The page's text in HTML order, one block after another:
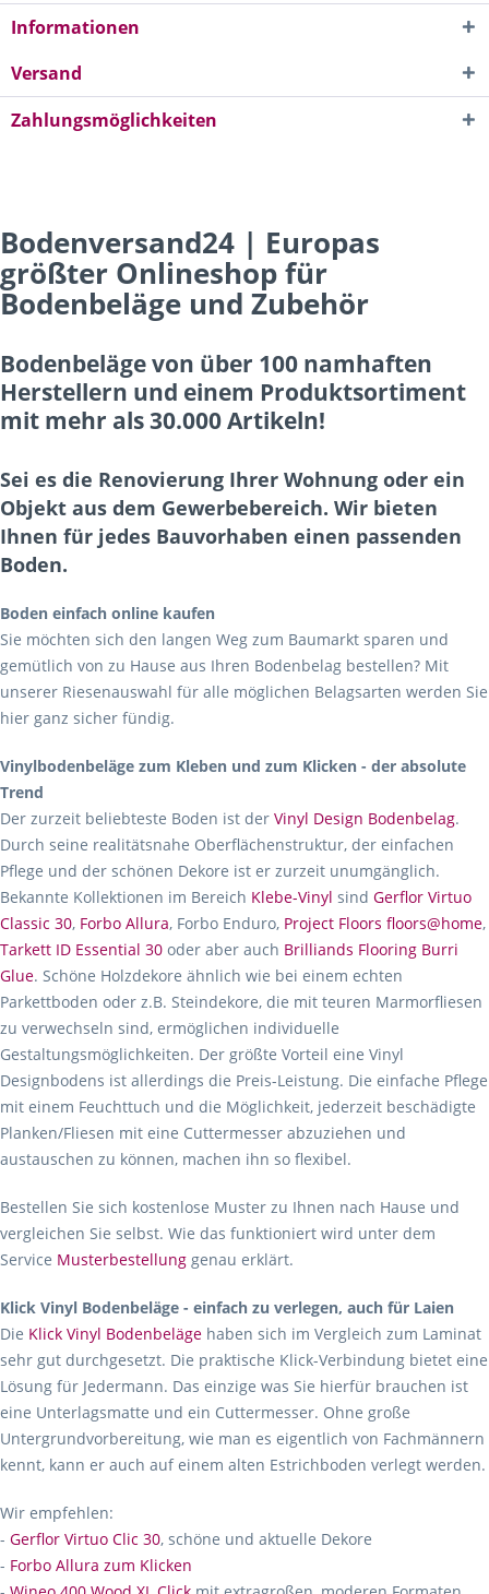
Informationen
Versand
Zahlungsmöglichkeiten
Bodenversand24 | Europas
größter Onlineshop für
Bodenbeläge und Zubehör
Bodenbeläge von über 100 namhaften
Herstellern und einem Produktsortiment
mit mehr als 30.000 Artikeln!
Sei es die Renovierung Ihrer Wohnung oder ein
Objekt aus dem Gewerbebereich. Wir bieten
Ihnen für jedes Bauvorhaben einen passenden
Boden.
Boden einfach online kaufen
Sie möchten sich den langen Weg zum Baumarkt sparen und
gemütlich von zu Hause aus Ihren Bodenbelag bestellen? Mit
unserer Riesenauswahl für alle möglichen Belagsarten werden Sie
hier ganz sicher fündig.
Vinylbodenbeläge zum Kleben und zum Klicken - der absolute
Trend
Der zurzeit beliebteste Boden ist der Vinyl Design Bodenbelag.
Durch seine realitätsnahe Oberflächenstruktur, der einfachen
Pflege und der schönen Dekore ist er zurzeit unumgänglich.
Bekannte Kollektionen im Bereich Klebe-Vinyl sind Gerflor Virtuo
Classic 30, Forbo Allura, Forbo Enduro, Project Floors floors@home,
Tarkett ID Essential 30 oder aber auch Brilliands Flooring Burri
Glue. Schöne Holzdekore ähnlich wie bei einem echten
Parkettboden oder z.B. Steindekore, die mit teuren Marmorfliesen
zu verwechseln sind, ermöglichen individuelle
Gestaltungsmöglichkeiten. Der größte Vorteil eine Vinyl
Designbodens ist allerdings die Preis-Leistung. Die einfache Pflege
mit einem Feuchttuch und die Möglichkeit, jederzeit beschädigte
Planken/Fliesen mit eine Cuttermesser abzuziehen und
austauschen zu können, machen ihn so flexibel.
Bestellen Sie sich kostenlose Muster zu Ihnen nach Hause und
vergleichen Sie selbst. Wie das funktioniert wird unter dem
Service Musterbestellung genau erklärt.
Klick Vinyl Bodenbeläge - einfach zu verlegen, auch für Laien
Die Klick Vinyl Bodenbeläge haben sich im Vergleich zum Laminat
sehr gut durchgesetzt. Die praktische Klick-Verbindung bietet eine
Lösung für Jedermann. Das einzige was Sie hierfür brauchen ist
eine Unterlagsmatte und ein Cuttermesser. Ohne große
Untergrundvorbereitung, wie man es eigentlich von Fachmännern
kennt, kann er auch auf einem alten Estrichboden verlegt werden.
Wir empfehlen:
- Gerflor Virtuo Clic 30, schöne und aktuelle Dekore
- Forbo Allura zum Klicken